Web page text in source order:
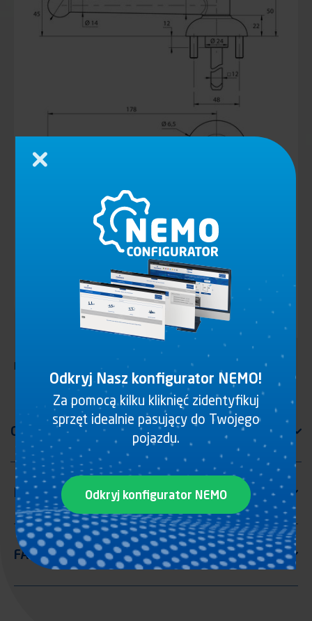
Pokrętło, bez zamka, czarny lakierowany mosiądz
Odkryj Nasz konfigurator NEMO!
Za pomocą kilku kliknięć zidentyfikuj
sprzęt idealnie pasujący do Twojego
pojazdu.
Odkryj konfigurator NEMO